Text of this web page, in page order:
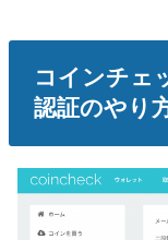
コインチェ
認証のやり